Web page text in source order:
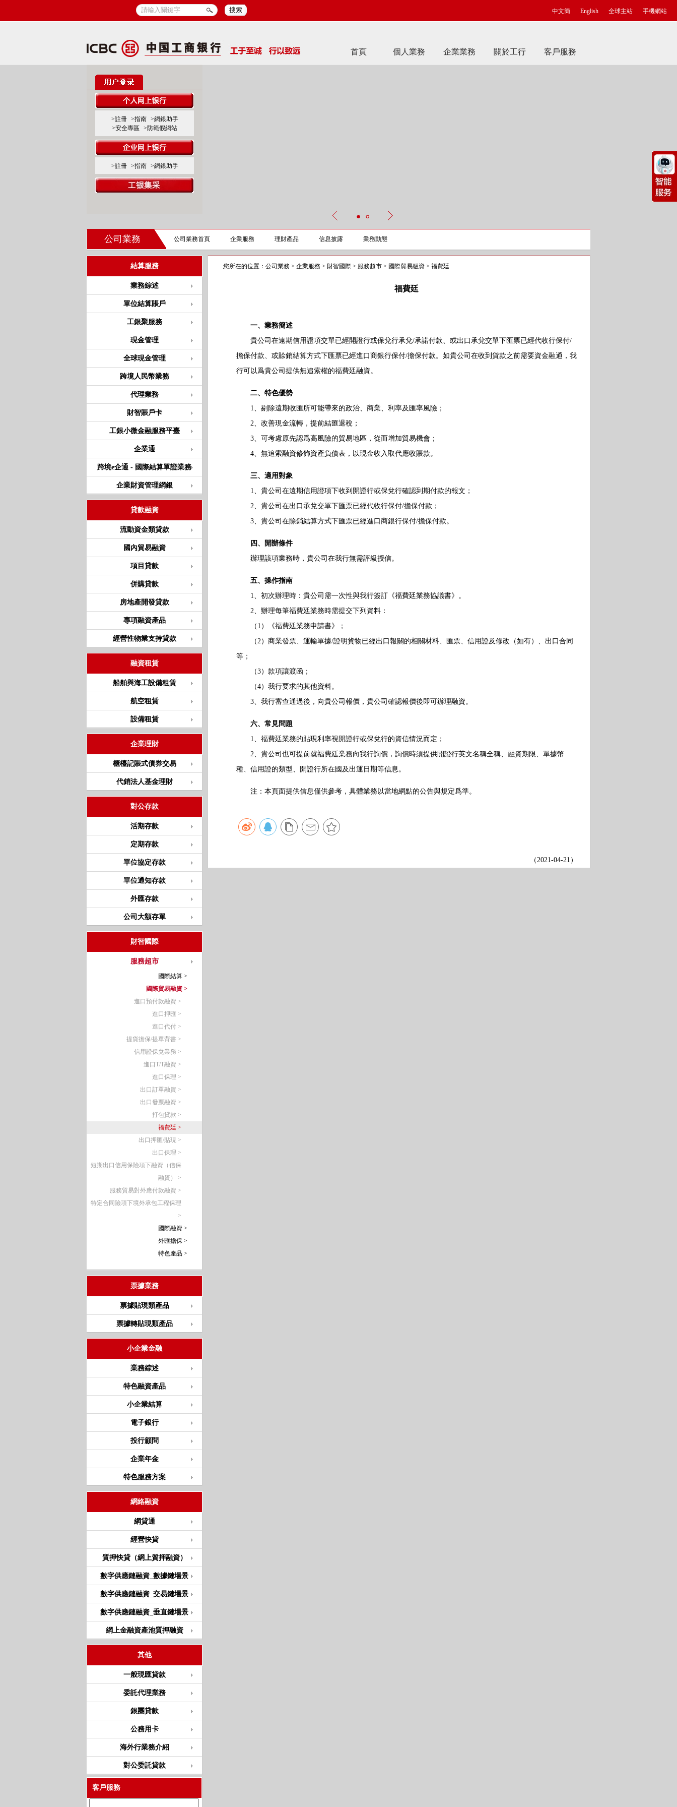
搜索 中文簡 English 全球主站 手機網站
首頁 個人業務 企業業務 關於工行 客戶服務
>註冊 >指南
>網銀助手
>安全專區
>防範假網站
>註冊 >指南 >網銀助手
公司業務 公司業務首頁 企業服務 理財產品 信息披露 業務動態
結算服務
業務綜述
單位結算賬戶
工銀聚服務
現金管理
全球現金管理
跨境人民幣業務
代理業務
財智賬戶卡
工銀小微金融服務平臺
企業通
跨境e企通 - 國際結算單證業務
企業財資管理網銀
貸款融資
流動資金類貸款
國內貿易融資
項目貸款
併購貸款
房地產開發貸款
專項融資產品
經營性物業支持貸款
融資租賃
船舶與海工設備租賃
航空租賃
設備租賃
企業理財
櫃檯記賬式債券交易
代銷法人基金理財
對公存款
活期存款
定期存款
單位協定存款
單位通知存款
外匯存款
公司大額存單
財智國際
服務超市
國際結算 >
國際貿易融資 >
進口預付款融資 >
進口押匯 >
進口代付 >
提貨擔保/提單背書 >
信用證保兌業務 >
進口T/T融資 >
進口保理 >
出口訂單融資 >
出口發票融資 >
打包貸款 >
福費廷 >
出口押匯/貼現 >
出口保理 >
短期出口信用保險項下融資（信保
融資） >
服務貿易對外應付款融資 >
特定合同險項下境外承包工程保理
>
國際融資 >
外匯擔保 >
特色產品 >
票據業務
票據貼現類產品
票據轉貼現類產品
小企業金融
業務綜述
特色融資產品
小企業結算
電子銀行
投行顧問
企業年金
特色服務方案
網絡融資
網貸通
經營快貸
質押快貸（網上質押融資）
數字供應鏈融資_數據鏈場景
數字供應鏈融資_交易鏈場景
數字供應鏈融資_垂直鏈場景
網上金融資產池質押融資
其他
一般現匯貸款
委託代理業務
銀團貸款
公務用卡
海外行業務介紹
對公委託貸款
客戶服務
您所在的位置： 公司業務 > 企業服務 > 財智國際 > 服務超市 > 國際貿易融資 > 福費廷
福費廷
一、業務簡述
貴公司在遠期信用證項交單已經開證行或保兌行承兌/承諾付款、或出口承兌交單下匯票已經代收行保付/
擔保付款、或賒銷結算方式下匯票已經進口商銀行保付/擔保付款。如貴公司在收到貨款之前需要資金融通，我
行可以爲貴公司提供無追索權的福費廷融資。
二、特色優勢
1、剔除遠期收匯所可能帶來的政治、商業、利率及匯率風險；
2、改善現金流轉，提前結匯退稅；
3、可考慮原先認爲高風險的貿易地區，從而增加貿易機會；
4、無追索融資修飾資產負債表，以現金收入取代應收賬款。
三、適用對象
1、貴公司在遠期信用證項下收到開證行或保兌行確認到期付款的報文；
2、貴公司在出口承兌交單下匯票已經代收行保付/擔保付款；
3、貴公司在賒銷結算方式下匯票已經進口商銀行保付/擔保付款。
四、開辦條件
辦理該項業務時，貴公司在我行無需評級授信。
五、操作指南
1、初次辦理時：貴公司需一次性與我行簽訂《福費廷業務協議書》。
2、辦理每筆福費廷業務時需提交下列資料：
（1）《福費廷業務申請書》；
（2）商業發票、運輸單據/證明貨物已經出口報關的相關材料、匯票、信用證及修改（如有）、出口合同
等；
（3）款項讓渡函；
（4）我行要求的其他資料。
3、我行審查通過後，向貴公司報價，貴公司確認報價後即可辦理融資。
六、常見問題
1、福費廷業務的貼現利率視開證行或保兌行的資信情況而定；
2、貴公司也可提前就福費廷業務向我行詢價，詢價時須提供開證行英文名稱全稱、融資期限、單據幣
種、信用證的類型、開證行所在國及出運日期等信息。
注：本頁面提供信息僅供參考，具體業務以當地網點的公告與規定爲準。
（2021-04-21 ）